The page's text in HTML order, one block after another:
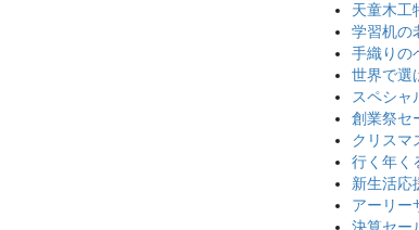
天童木工
学習机の
手織りの
世界で選
スペシャ
創業祭セ
クリスマ
行く年く
新生活応
アーリー